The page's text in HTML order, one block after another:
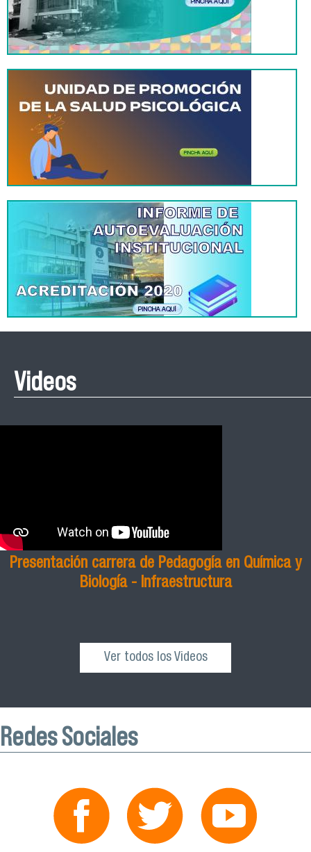
Videos
Presentación carrera de Pedagogía en Química y
Biología - Infraestructura
Ver todos los Videos
Redes Sociales